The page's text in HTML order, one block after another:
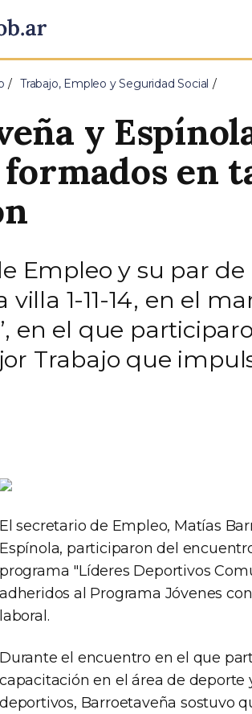
Trabajo, Empleo y Seguridad Social
y
en
Empleo y su par
villa 1-11-14, en el
en el que
Trabajo que
El secretario de Empleo, Matías
Espínola, participaron del
programa "Líderes Deportivos
adheridos al Programa Jóvenes
laboral.
Durante el encuentro en el que
capacitación en el área de
deportivos, Barroetaveña sostuvo